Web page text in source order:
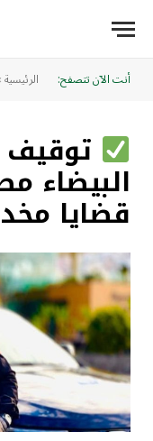
أنت الآن تتصفح: الرئيسية
البيضاء
قضايا